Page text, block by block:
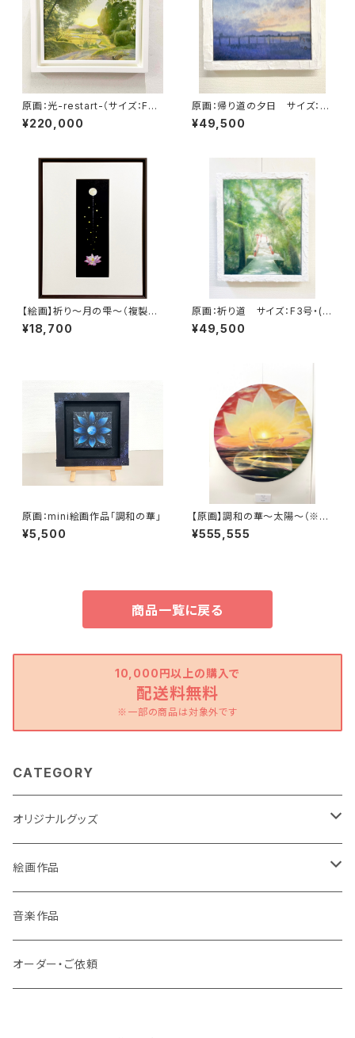
原画：光-restart-（サイズ：F8
号（額縁含む縦450mm×横56
0mm×奥行45mm））
¥220,000
原画：帰り道の夕日 サイズ：F
3号・(よこ273mm×たて220m
m ）
¥49,500
【絵画】祈り～月の雫～（複製
画）
¥18,700
原画：祈り道 サイズ：F3号・(た
て273mm×よこ220mm ）
¥49,500
原画：mini絵画作品「調和の華」
¥5,500
【原画】調和の華〜太陽〜（※特
別記念作品の為、価格及び販売
条件調整中）
¥555,555
商品一覧に戻る
10,000円以上の購入で
配送料無料
※一部の商品は対象外です
CATEGORY
オリジナルグッズ
ポストカード
缶バッチ
ストラップ
絵画作品
原画作品
風景画
複製画作品
音楽作品
オーダー・ご依頼